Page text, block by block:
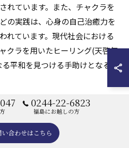
れています。また、チャクラを
の実践は、心身の自己治癒力を
れています。現代社会における
クラを用いたヒーリング(天啓気
平和を見つける手助けとなるで
た革新的なヒーリング(天
技術
0244-22-6823
福島にお越しの方
い合わせはこちら